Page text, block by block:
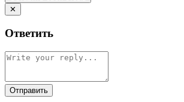
✕
Ответить